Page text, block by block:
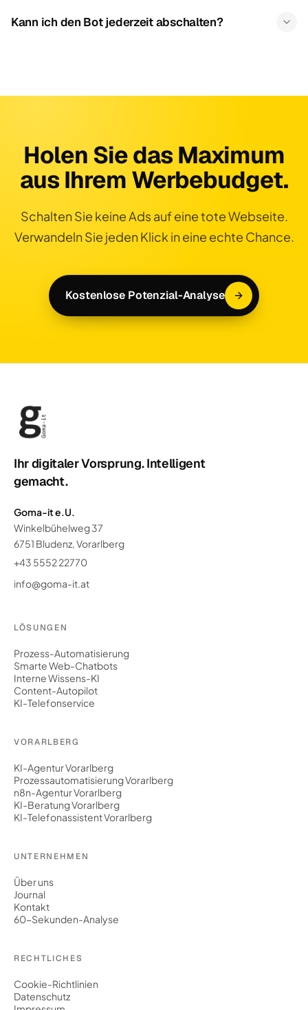
Kann ich den Bot jederzeit abschalten?
Holen Sie das Maximum
aus Ihrem Werbebudget.
Schalten Sie keine Ads auf eine tote Webseite.
Verwandeln Sie jeden Klick in eine echte Chance.
Kostenlose Potenzial-Analyse
Ihr digitaler Vorsprung. Intelligent
gemacht.
Goma-it e.U.
Winkelbühelweg 37
6751 Bludenz, Vorarlberg
+43 5552 22770
info@goma-it.at
LÖSUNGEN
Prozess-Automatisierung
Smarte Web-Chatbots
Interne Wissens-KI
Content-Autopilot
KI-Telefonservice
VORARLBERG
KI-Agentur Vorarlberg
Prozessautomatisierung Vorarlberg
n8n-Agentur Vorarlberg
KI-Beratung Vorarlberg
KI-Telefonassistent Vorarlberg
UNTERNEHMEN
Über uns
Journal
Kontakt
60-Sekunden-Analyse
RECHTLICHES
Cookie-Richtlinien
Datenschutz